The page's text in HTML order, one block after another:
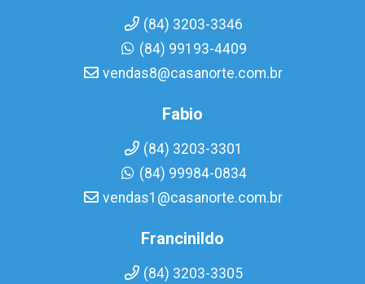
(84) 3203-3346
(84) 99193-4409
vendas8@casanorte.com.br
Fabio
(84) 3203-3301
(84) 99984-0834
vendas1@casanorte.com.br
Francinildo
(84) 3203-3305